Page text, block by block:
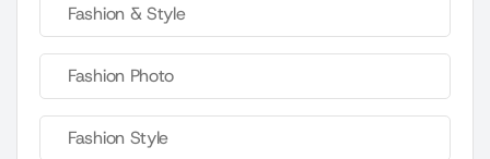
Fashion & Style
Fashion Photo
Fashion Style